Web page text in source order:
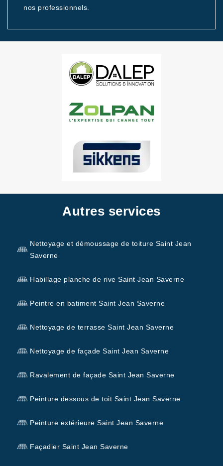
nos professionnels.
Autres services
Nettoyage et démoussage de toiture Saint Jean
Saverne
Habillage planche de rive Saint Jean Saverne
Peintre en batiment Saint Jean Saverne
Nettoyage de terrasse Saint Jean Saverne
Nettoyage de façade Saint Jean Saverne
Ravalement de façade Saint Jean Saverne
Peinture dessous de toit Saint Jean Saverne
Peinture extérieure Saint Jean Saverne
Façadier Saint Jean Saverne